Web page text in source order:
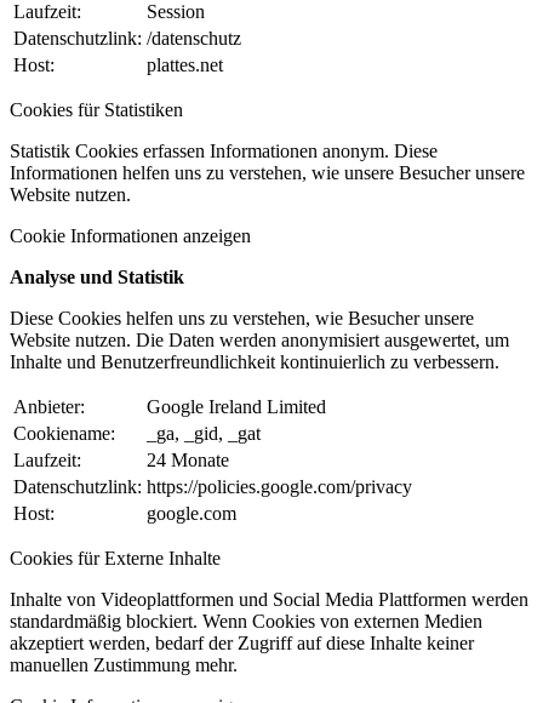
Laufzeit:
Session
Datenschutzlink: /datenschutz
Host:
plattes.net
Cookies für Statistiken
Statistik Cookies erfassen Informationen anonym. Diese
Informationen helfen uns zu verstehen, wie unsere Besucher unsere
Website nutzen.
Cookie Informationen anzeigen
Analyse und Statistik
Diese Cookies helfen uns zu verstehen, wie Besucher unsere
Website nutzen. Die Daten werden anonymisiert ausgewertet, um
Inhalte und Benutzerfreundlichkeit kontinuierlich zu verbessern.
Anbieter:
Google Ireland Limited
Cookiename:
_ga, _gid, _gat
Laufzeit:
24 Monate
Datenschutzlink: https://policies.google.com/privacy
Host:
google.com
Cookies für Externe Inhalte
Inhalte von Videoplattformen und Social Media Plattformen werden
standardmäßig blockiert. Wenn Cookies von externen Medien
akzeptiert werden, bedarf der Zugriff auf diese Inhalte keiner
manuellen Zustimmung mehr.